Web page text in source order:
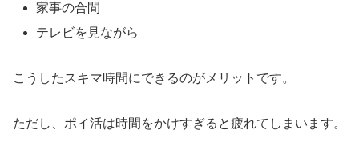
家事の合間
テレビを見ながら
こうしたスキマ時間にできるのがメリットです。
ただし、ポイ活は時間をかけすぎると疲れてしまいます。